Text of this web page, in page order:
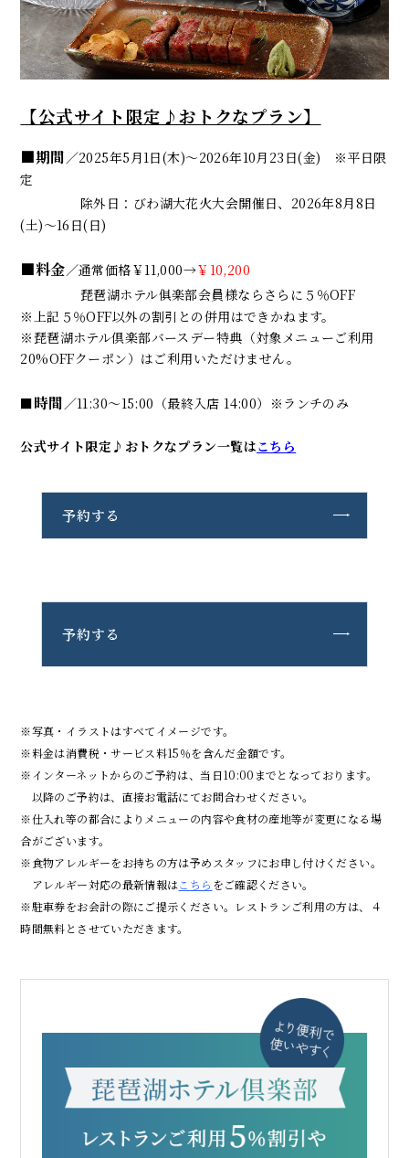
【公式サイト限定♪おトクなプラン】
■期間 ／2025年5月1日(木)～2026年10月23日(金) ※平日限
定
除外日：びわ湖大花火大会開催日、2026年8月8日
(土)～16日(日)
■料金／通常価格￥11,000→￥10,200
琵琶湖ホテル俱楽部会員様ならさらに５％OFF
※上記５％OFF以外の割引との併用はできかねます。
※琵琶湖ホテル倶楽部バースデー特典（対象メニューご利用
20%OFFクーポン）はご利用いただけません。
■時間 ／11:30～15:00（最終入店 14:00）※ランチのみ
公式サイト限定♪おトクなプラン一覧はこちら
予約する
予約する
※写真・イラストはすべてイメージです。
※料金は消費税・サービス料15％を含んだ金額です。
※インターネットからのご予約は、当日10:00までとなっております。
以降のご予約は、直接お電話にてお問合わせください。
※仕入れ等の都合によりメニューの内容や食材の産地等が変更になる場
合がございます。
※食物アレルギーをお持ちの方は予めスタッフにお申し付けください。
アレルギー対応の最新情報はこちら をご確認ください。
※駐車券をお会計の際にご提示ください。レストランご利用の方は、４
時間無料とさせていただきます。